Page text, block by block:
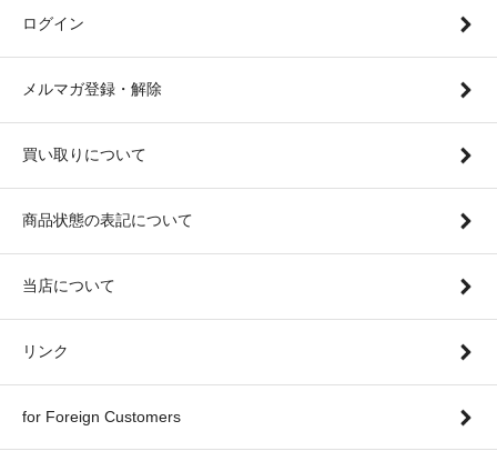
ログイン
メルマガ登録・解除
買い取りについて
商品状態の表記について
当店について
リンク
for Foreign Customers